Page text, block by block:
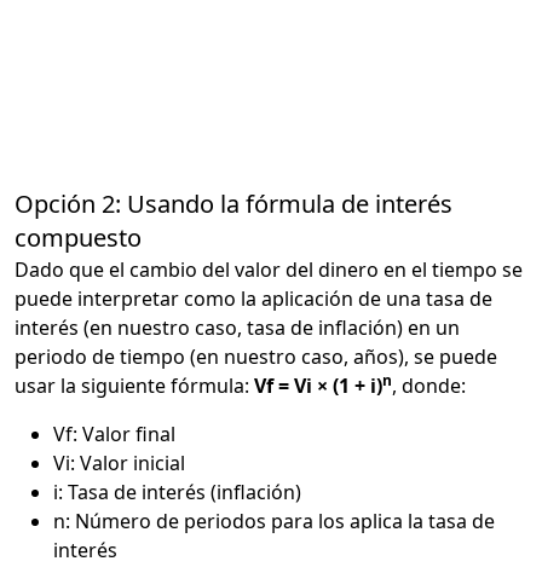
Opción 2: Usando la fórmula de interés
compuesto
Dado que el cambio del valor del dinero en el tiempo se
puede interpretar como la aplicación de una tasa de
interés (en nuestro caso, tasa de inflación) en un
periodo de tiempo (en nuestro caso, años), se puede
usar la siguiente fórmula: Vf = Vi × (1 + i)n, donde:
Vf: Valor final
Vi: Valor inicial
i: Tasa de interés (inflación)
n: Número de periodos para los aplica la tasa de
interés